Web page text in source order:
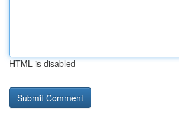
HTML is disabled